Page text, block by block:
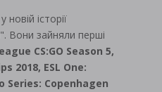
історії
Вони зайняли перші
CS:GO Season 5,
2018, ESL One:
Series: Copenhagen